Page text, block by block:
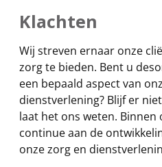
Klachten
Wij streven ernaar onze
zorg te bieden. Bent u
een bepaald aspect van
dienstverlening? Blijf er
laat het ons weten.
continue aan de
onze zorg en